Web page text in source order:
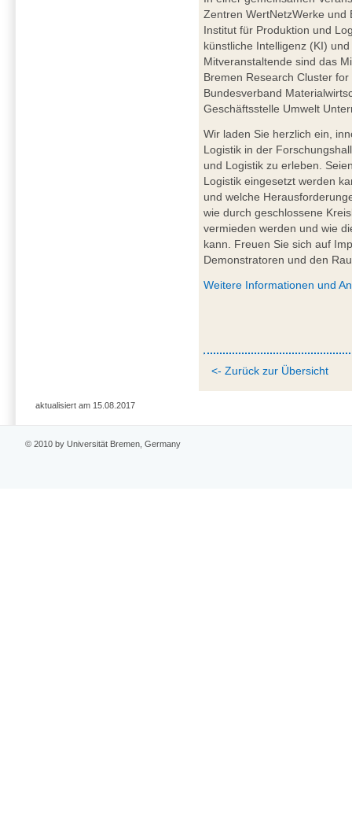
Zentren WertNetzWerke und
Institut für Produktion und
künstliche Intelligenz (KI)
Mitveranstaltende sind das
Bremen Research Cluster
Bundesverband
Geschäftsstelle Umwelt
Wir laden Sie herzlich ein,
Logistik in der
und Logistik zu erleben.
Logistik eingesetzt werden
und welche
wie durch geschlossene
vermieden werden und wie
kann. Freuen Sie sich auf
Demonstratoren und den
Weitere Informationen und
<- Zurück zur Übersicht
aktualisiert am 15.08.2017
© 2010 by Universität Bremen, Germany